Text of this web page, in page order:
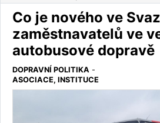
Co je nového ve
zaměstnavatelů ve
autobusové dopravě
DOPRAVNÍ POLITIKA -
ASOCIACE, INSTITUCE